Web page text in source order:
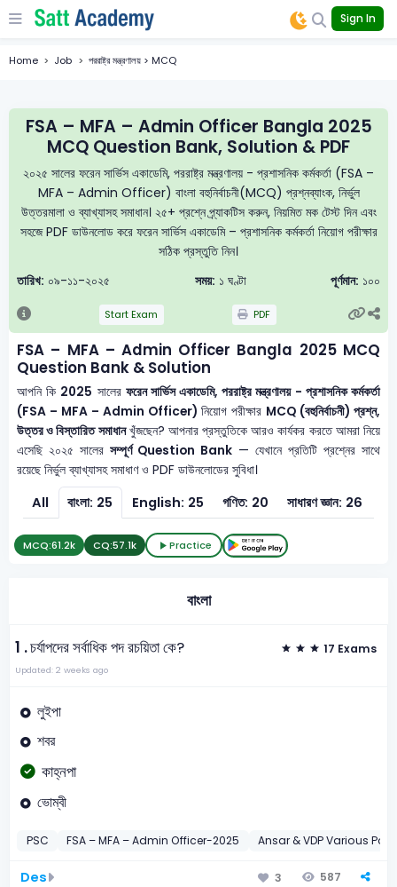
Sign In
Home Job পররাষ্ট্র মন্ত্রণালয় > MCQ
FSA – MFA – Admin Officer Bangla 2025
MCQ Question Bank, Solution & PDF
২০২৫ সালের ফরেন সার্ভিস একাডেমি, পররাষ্ট্র মন্ত্রণালয় - প্রশাসনিক কর্মকর্তা (FSA –
MFA – Admin Officer) বাংলা বহুনির্বাচনী(MCQ) প্রশ্নব্যাংক, নির্ভুল
উত্তরমালা ও ব্যাখ্যাসহ সমাধান। ২৫+ প্রশ্নে প্র্যাকটিস করুন, নিয়মিত মক টেস্ট দিন এবং
সহজে PDF ডাউনলোড করে ফরেন সার্ভিস একাডেমি – প্রশাসনিক কর্মকর্তা নিয়োগ পরীক্ষার
সঠিক প্রস্তুতি নিন।
তারিখ: ০৯-১১-২০২৫ সময়: ১ ঘণ্টা পূর্ণমান: ১০০
Start Exam PDF
FSA – MFA – Admin Officer Bangla 2025 MCQ
Question Bank & Solution
আপনি কি 2025 সালের ফরেন সার্ভিস একাডেমি, পররাষ্ট্র মন্ত্রণালয় - প্রশাসনিক কর্মকর্তা
(FSA – MFA – Admin Officer) নিয়োগ পরীক্ষার MCQ (বহুনির্বাচনী) প্রশ্ন,
উত্তর ও বিস্তারিত সমাধানখুঁজছেন? আপনার প্রস্তুতিকে আরও কার্যকর করতে আমরা নিয়ে
এসেছি ২০২৫ সালেরসম্পূর্ণ Question Bank — যেখানে প্রতিটি প্রশ্নের সাথে
রয়েছে নির্ভুল ব্যাখ্যাসহ সমাধাণ ও PDF ডাউনলোডের সুবিধা।
All বাংলা: 25 English: 25 গণিত: 20 সাধারণ জ্ঞান: 26
MCQ:61.2k CQ:57.1k Practice
বাংলা
1 .চর্যাপদের সর্বাধিক পদ রচয়িতা কে? 17 Exams
Updated: 2 weeks ago
লুইপা
শবর
কাহ্নপা
ভোম্বী
PSC FSA – MFA – Admin Officer-2025 Ansar & VDP Various
Des 3 587